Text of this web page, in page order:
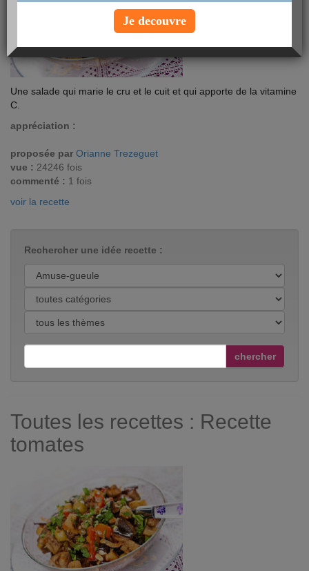
Une salade qui marie le cru et le cuit et qui apporte de la vitamine
C.
appréciation :
proposée par Orianne Trezeguet
vue : 24246 fois
commenté : 1 fois
voir la recette
Rechercher une idée recette :
chercher
Toutes les recettes : Recette
tomates
Je decouvre